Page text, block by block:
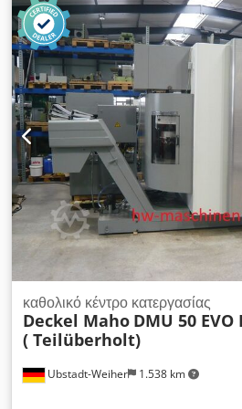
πρέπει να παραληφθεί οριστικά
Οκτωβρίου 2026 σε ημερομηνία που
D-35576 Wetzlar – φορτωμένο σε
λεπτό NC περιστρεφόμενο και
Μεταφορέας ρινισμάτων Dcedszfx
Ubstadt-Weiher 1.538 km
καθολικό κέντρο κατεργασίας
Deckel Maho DMU 50
( Teilüberholt)